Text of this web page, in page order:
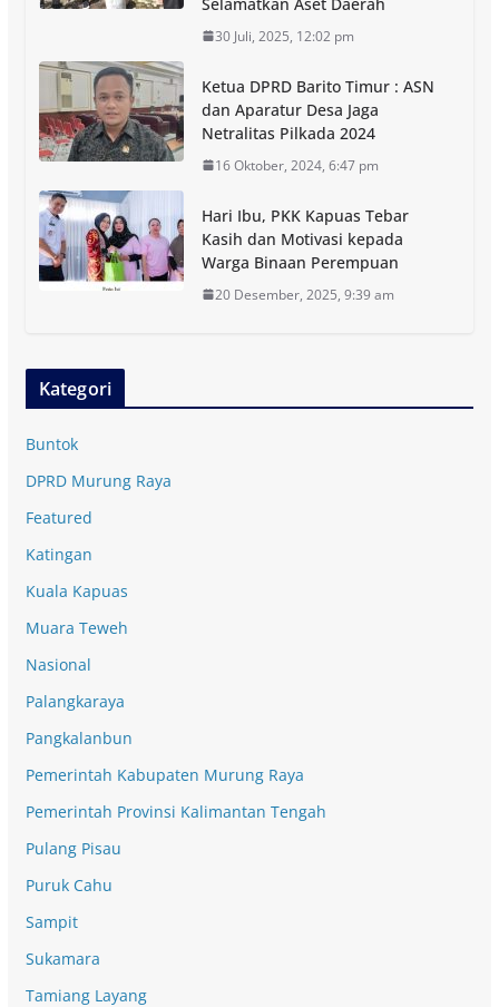
30 Juli, 2025, 12:02 pm
Ketua DPRD Barito Timur : ASN
dan Aparatur Desa Jaga
Netralitas Pilkada 2024
16 Oktober, 2024, 6:47 pm
Hari Ibu, PKK Kapuas Tebar
Kasih dan Motivasi kepada
Warga Binaan Perempuan
20 Desember, 2025, 9:39 am
Kategori
Buntok
DPRD Murung Raya
Featured
Katingan
Kuala Kapuas
Muara Teweh
Nasional
Palangkaraya
Pangkalanbun
Pemerintah Kabupaten Murung Raya
Pemerintah Provinsi Kalimantan Tengah
Pulang Pisau
Puruk Cahu
Sampit
Sukamara
Tamiang Layang